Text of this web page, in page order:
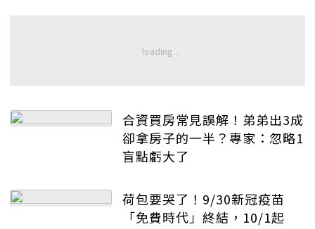
合資買房常見誤解！弟弟出3成
卻拿房子的一半？專家：忽略1
盲點虧大了
荷包要哭了！9/30新冠疫苗
「免費時代」終結，10/1起